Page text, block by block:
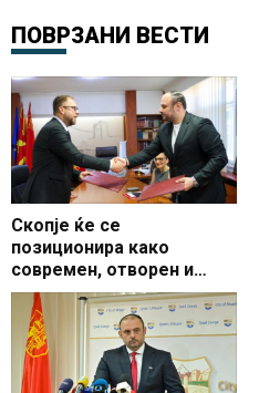
ПОВРЗАНИ ВЕСТИ
Скопје ќе се
позиционира како
современ, отворен и
автентичен европски
културен центар